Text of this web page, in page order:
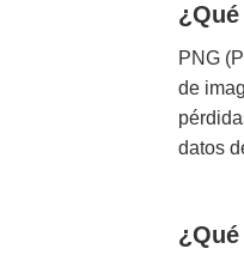
PNG
de
datos